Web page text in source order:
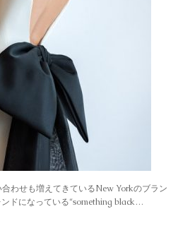
わせも増えてきているNew Yorkのブラン
ドになっている“something black…